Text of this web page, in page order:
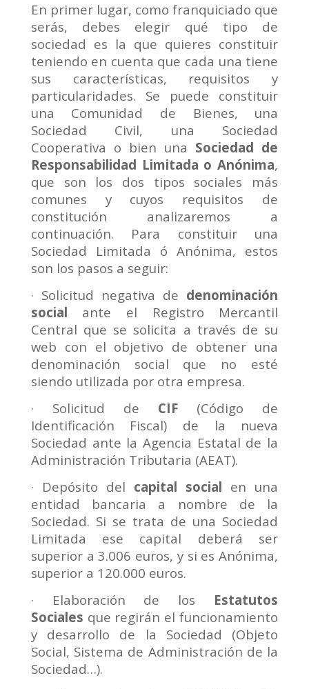
En primer lugar, como franquiciado que
serás, debes elegir qué tipo de
sociedad es la que quieres constituir
teniendo en cuenta que cada una tiene
sus características, requisitos y
particularidades. Se puede constituir
una Comunidad de Bienes, una
Sociedad Civil, una Sociedad
Cooperativa o bien una Sociedad de
Responsabilidad Limitada o Anónima,
que son los dos tipos sociales más
comunes y cuyos requisitos de
constitución analizaremos a
continuación. Para constituir una
Sociedad Limitada ó Anónima, estos
son los pasos a seguir:
· Solicitud negativa de denominación
social ante el Registro Mercantil
Central que se solicita a través de su
web con el objetivo de obtener una
denominación social que no esté
siendo utilizada por otra empresa.
· Solicitud de CIF (Código de
Identificación Fiscal) de la nueva
Sociedad ante la Agencia Estatal de la
Administración Tributaria (AEAT).
· Depósito del capital social en una
entidad bancaria a nombre de la
Sociedad. Si se trata de una Sociedad
Limitada ese capital deberá ser
superior a 3.006 euros, y si es Anónima,
superior a 120.000 euros.
· Elaboración de los Estatutos
Sociales que regirán el funcionamiento
y desarrollo de la Sociedad (Objeto
Social, Sistema de Administración de la
Sociedad…).